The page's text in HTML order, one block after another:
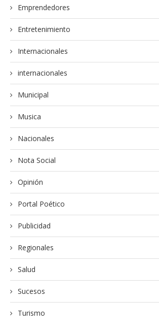
Emprendedores
Entretenimiento
Internacionales
internacionales
Municipal
Musica
Nacionales
Nota Social
Opinión
Portal Poético
Publicidad
Regionales
Salud
Sucesos
Turismo